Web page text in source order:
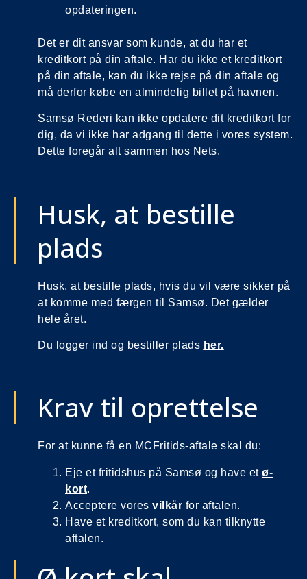
Krav til oprettelse
For at kunne få en MCFritids-aftale skal du:
Eje et fritidshus på Samsø og have et ø-
kort.
Acceptere vores vilkår for aftalen.
Have et kreditkort, som du kan tilknytte
aftalen.
Husk, at bestille
plads
Husk, at bestille plads, hvis du vil være sikker på
at komme med færgen til Samsø. Det gælder
hele året.
Du logger ind og bestiller plads her.
opdateringen.
Det er dit ansvar som kunde, at du har et
kreditkort på din aftale. Har du ikke et kreditkort
på din aftale, kan du ikke rejse på din aftale og
må derfor købe en almindelig billet på havnen.
Samsø Rederi kan ikke opdatere dit kreditkort for
dig, da vi ikke har adgang til dette i vores system.
Dette foregår alt sammen hos Nets.